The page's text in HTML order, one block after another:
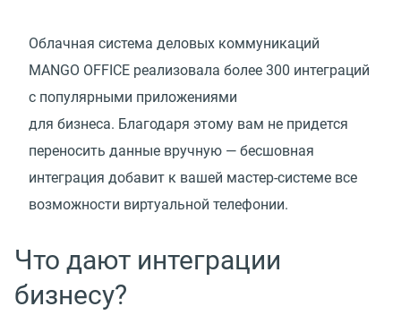
Облачная система деловых коммуникаций
MANGO OFFICE реализовала более 300 интеграций
с популярными приложениями
для бизнеса. Благодаря этому вам не придется
переносить данные вручную — бесшовная
интеграция добавит к вашей мастер-системе все
возможности виртуальной телефонии.
Что дают интеграции
бизнесу?